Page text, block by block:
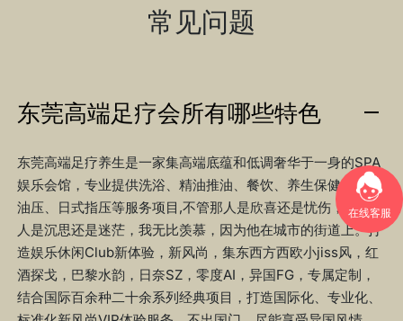
在线客服
常见问题
东莞高端足疗会所有哪些特色
东莞高端足疗养生是一家集高端底蕴和低调奢华于一身的SPA
娱乐会馆，专业提供洗浴、精油推油、餐饮、养生保健、欧式
油压、日式指压等服务项目,不管那人是欣喜还是忧伤，不管那
人是沉思还是迷茫，我无比羡慕，因为他在城市的街道上。打
造娱乐休闲Club新体验，新风尚，集东西方西欧小jiss风，红
酒探戈，巴黎水韵，日奈SZ，零度AI，异国FG，专属定制，
结合国际百余种二十余系列经典项目，打造国际化、专业化、